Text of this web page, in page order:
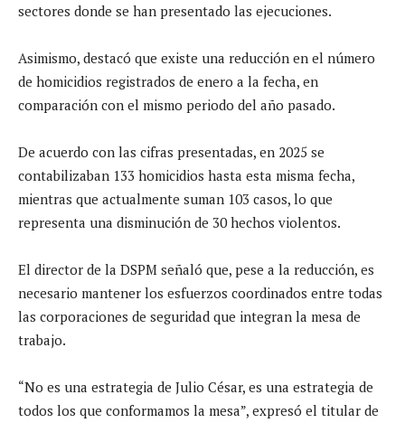
sectores donde se han presentado las ejecuciones.
Asimismo, destacó que existe una reducción en el número
de homicidios registrados de enero a la fecha, en
comparación con el mismo periodo del año pasado.
De acuerdo con las cifras presentadas, en 2025 se
contabilizaban 133 homicidios hasta esta misma fecha,
mientras que actualmente suman 103 casos, lo que
representa una disminución de 30 hechos violentos.
El director de la DSPM señaló que, pese a la reducción, es
necesario mantener los esfuerzos coordinados entre todas
las corporaciones de seguridad que integran la mesa de
trabajo.
“No es una estrategia de Julio César, es una estrategia de
todos los que conformamos la mesa”, expresó el titular de